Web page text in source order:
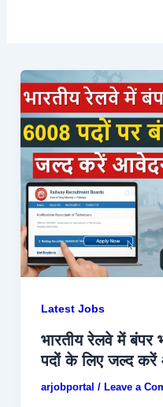
Latest Jobs
भारतीय रेलवे में बंपर
पदों के लिए जल्द
arjobportal / Leave a